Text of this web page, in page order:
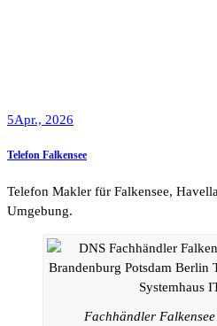
5Apr., 2026
Telefon Falkensee
Telefon Makler für Falkensee,
Umgebung.
Fachhändler